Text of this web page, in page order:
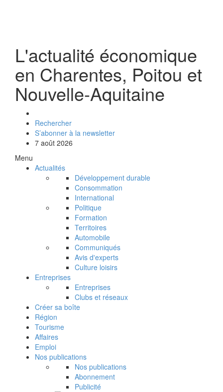
L'actualité économique
en Charentes, Poitou et
Nouvelle-Aquitaine
Rechercher
S’abonner à la newsletter
7 août 2026
Menu
Actualités
Développement durable
Consommation
International
Politique
Formation
Territoires
Automobile
Communiqués
Avis d'experts
Culture loisirs
Entreprises
Entreprises
Clubs et réseaux
Créer sa boîte
Région
Tourisme
Affaires
Emploi
Nos publications
Nos publications
Abonnement
Publicité